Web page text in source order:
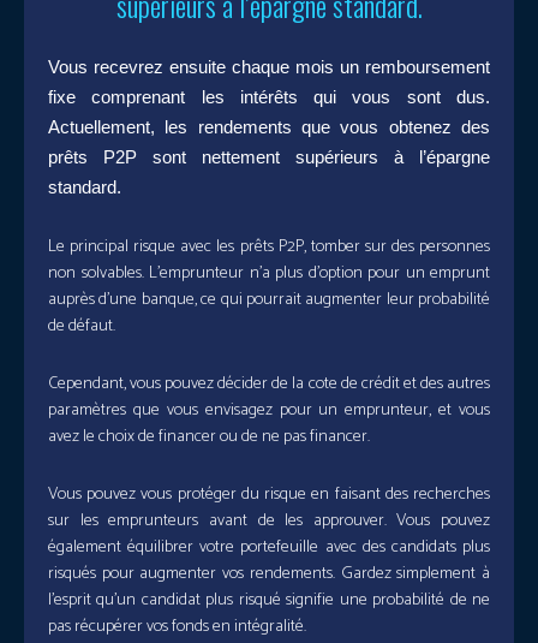
Vous recevrez ensuite chaque mois un remboursement
fixe comprenant les intérêts qui vous sont dus.
Actuellement, les rendements que vous obtenez des
prêts P2P sont nettement supérieurs à l’épargne
standard.
Le principal risque avec les prêts P2P, tomber sur des personnes
non solvables. L’emprunteur n’a plus d’option pour un emprunt
auprès d’une banque, ce qui pourrait augmenter leur probabilité
de défaut.
Cependant, vous pouvez décider de la cote de crédit et des autres
paramètres que vous envisagez pour un emprunteur, et vous
avez le choix de financer ou de ne pas financer.
Vous pouvez vous protéger du risque en faisant des recherches
sur les emprunteurs avant de les approuver. Vous pouvez
également équilibrer votre portefeuille avec des candidats plus
risqués pour augmenter vos rendements. Gardez simplement à
l’esprit qu’un candidat plus risqué signifie une probabilité de ne
pas récupérer vos fonds en intégralité.